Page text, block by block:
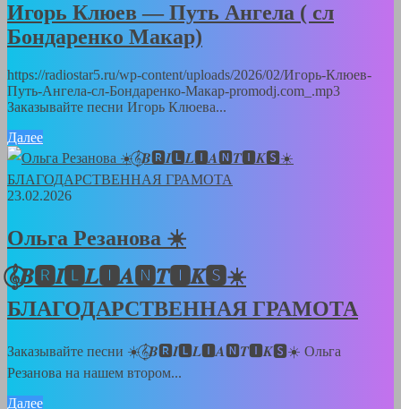
Игорь Клюев — Путь Ангела ( сл
Бондаренко Макар)
https://radiostar5.ru/wp-content/uploads/2026/02/Игорь-Клюев-
Путь-Ангела-сл-Бондаренко-Макар-promodj.com_.mp3
Заказывайте песни Игорь Клюева...
Далее
23.02.2026
Ольга Резанова ☀️
𝄞⃝𝑩🆁𝑰🅻𝑳🅸𝑨🅽𝑻🅸𝑲🆂☀️
БЛАГОДАРСТВЕННАЯ ГРАМОТА
Заказывайте песни ☀️𝄞⃝𝑩🆁𝑰🅻𝑳🅸𝑨🅽𝑻🅸𝑲🆂☀️ Ольга
Резанова на нашем втором...
Далее